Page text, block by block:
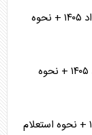
جدول قطعی برق استان فارس فردا جمعه ۱۶ مرداد ۱۴۰۵ + نحوه
جدول قطعی برق استان البرز فردا جمعه ۱۶ مرداد ۱۴۰۵ + نحوه